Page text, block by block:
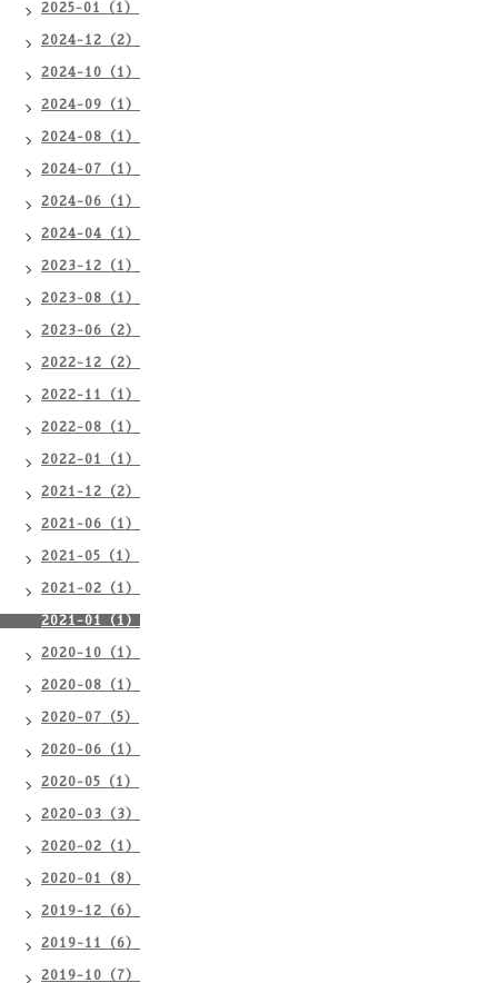
2025-01（1）
2024-12（2）
2024-10（1）
2024-09（1）
2024-08（1）
2024-07（1）
2024-06（1）
2024-04（1）
2023-12（1）
2023-08（1）
2023-06（2）
2022-12（2）
2022-11（1）
2022-08（1）
2022-01（1）
2021-12（2）
2021-06（1）
2021-05（1）
2021-02（1）
2021-01（1）
2020-10（1）
2020-08（1）
2020-07（5）
2020-06（1）
2020-05（1）
2020-03（3）
2020-02（1）
2020-01（8）
2019-12（6）
2019-11（6）
2019-10（7）